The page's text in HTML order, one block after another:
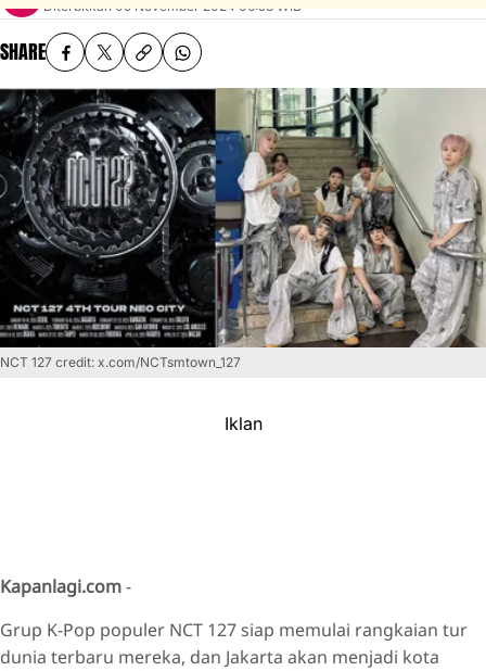
Diterbitkan 09 November 2024 06:58 WIB
SHARE
NCT 127 credit: x.com/NCTsmtown_127
Iklan
Kapanlagi.com-
Grup K-Pop populer NCT 127 siap memulai rangkaian tur
dunia terbaru mereka, dan Jakarta akan menjadi kota